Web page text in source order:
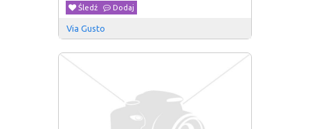
Śledź
Dodaj
Via Gusto